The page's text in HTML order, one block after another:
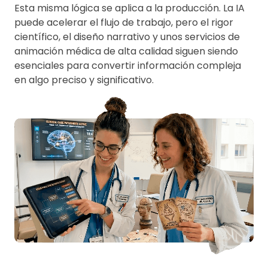
Esta misma lógica se aplica a la producción. La IA
puede acelerar el flujo de trabajo, pero el rigor
científico, el diseño narrativo y unos servicios de
animación médica de alta calidad siguen siendo
esenciales para convertir información compleja
en algo preciso y significativo.